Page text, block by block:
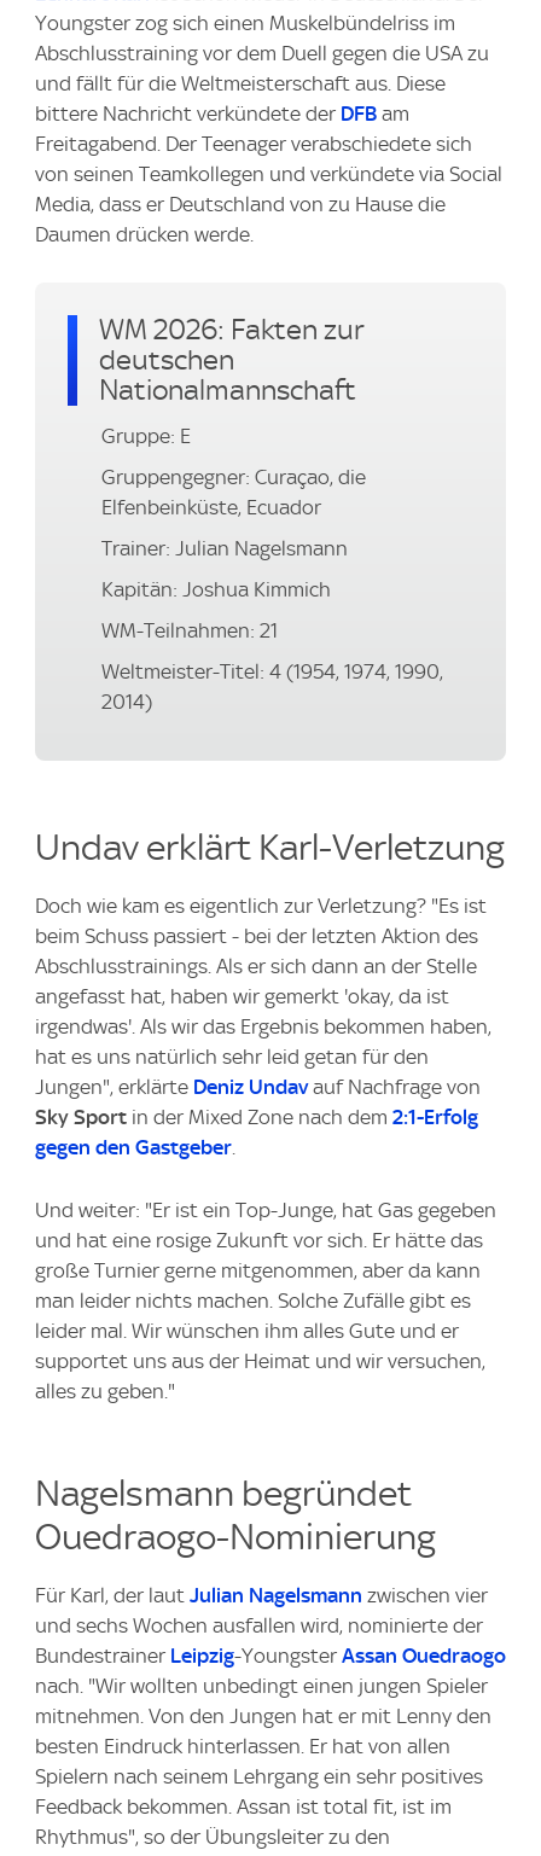
Youngster zog sich einen Muskelbündelriss im
Abschlusstraining vor dem Duell gegen die USA zu
und fällt für die Weltmeisterschaft aus. Diese
bittere Nachricht verkündete der DFB am
Freitagabend. Der Teenager verabschiedete sich
von seinen Teamkollegen und verkündete via Social
Media, dass er Deutschland von zu Hause die
Daumen drücken werde.
WM 2026: Fakten zur
deutschen
Nationalmannschaft
Gruppe: E
Gruppengegner: Curaçao, die
Elfenbeinküste, Ecuador
Trainer: Julian Nagelsmann
Kapitän: Joshua Kimmich
WM-Teilnahmen: 21
Weltmeister-Titel: 4 (1954, 1974, 1990,
2014)
Undav erklärt Karl-Verletzung
Doch wie kam es eigentlich zur Verletzung? "Es ist
beim Schuss passiert - bei der letzten Aktion des
Abschlusstrainings. Als er sich dann an der Stelle
angefasst hat, haben wir gemerkt 'okay, da ist
irgendwas'. Als wir das Ergebnis bekommen haben,
hat es uns natürlich sehr leid getan für den
Jungen", erklärte Deniz Undavauf Nachfrage von
Sky Sport in der Mixed Zone nach dem 2:1-Erfolg
gegen den Gastgeber
Und weiter: "Er ist ein Top-Junge, hat Gas gegeben
und hat eine rosige Zukunft vor sich. Er hätte das
große Turnier gerne mitgenommen, aber da kann
man leider nichts machen. Solche Zufälle gibt es
leider mal. Wir wünschen ihm alles Gute und er
supportet uns aus der Heimat und wir versuchen,
alles zu geben."
Nagelsmann begründet
Ouedraogo-Nominierung
Für Karl, der laut Julian Nagelsmann zwischen vier
und sechs Wochen ausfallen wird, nominierte der
Bundestrainer Leipzig-Youngster Assan Ouedraogo
nach. "Wir wollten unbedingt einen jungen Spieler
mitnehmen. Von den Jungen hat er mit Lenny den
besten Eindruck hinterlassen. Er hat von allen
Spielern nach seinem Lehrgang ein sehr positives
Feedback bekommen. Assan ist total fit, ist im
Rhythmus", so der Übungsleiter zu den